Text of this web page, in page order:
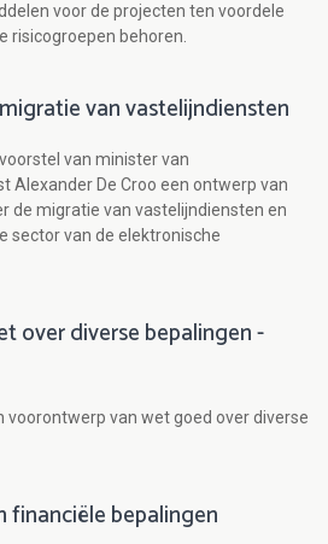
voor de projecten ten voordele
risicogroepen behoren.
van vastelijndiensten
van minister van
Alexander De Croo een ontwerp van
de migratie van vastelijndiensten en
sector van de elektronische
over diverse bepalingen -
voorontwerp van wet goed over diverse
financiële bepalingen